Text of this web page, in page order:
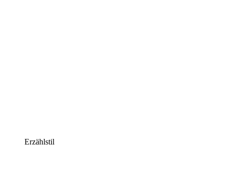
Erzählstil